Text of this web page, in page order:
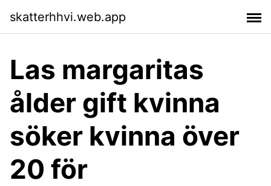
skatterhhvi.web.app
Las margaritas
ålder gift kvinna
söker kvinna över
20 för